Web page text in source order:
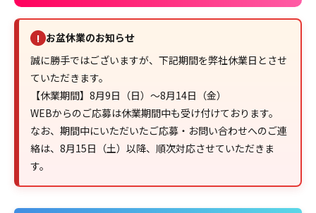
! お盆休業のお知らせ
誠に勝手ではございますが、下記期間を弊社休業日とさせ
ていただきます。
【休業期間】8月9日（日）～8月14日（金）
WEBからのご応募は休業期間中も受け付けております。
なお、期間中にいただいたご応募・お問い合わせへのご連
絡は、8月15日（土）以降、順次対応させていただきま
す。